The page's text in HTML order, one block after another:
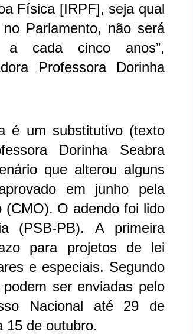
Física [IRPF], seja qual
Parlamento, não será
a cada cinco anos”,
Professora Dorinha
é um substitutivo (texto
Dorinha Seabra
que alterou alguns
em junho pela
(CMO). O adendo foi lido
(PSB-PB).A primeira
para projetos de lei
e especiais. Segundo
ser enviadas pelo
Nacional até 29 de
15 de outubro.